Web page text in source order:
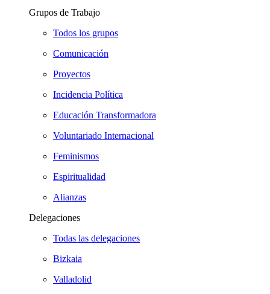
Grupos de Trabajo
Todos los grupos
Comunicación
Proyectos
Incidencia Política
Educación Transformadora
Voluntariado Internacional
Feminismos
Espiritualidad
Alianzas
Delegaciones
Todas las delegaciones
Bizkaia
Valladolid